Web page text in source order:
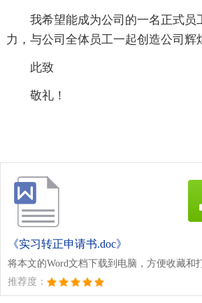
我希望能成为公司的一名正式员
力，与公司全体员工一起创造公司辉
此致
敬礼！
《实习转正申请书.doc》
将本文的Word文档下载到电脑，方便收藏和
推荐度：